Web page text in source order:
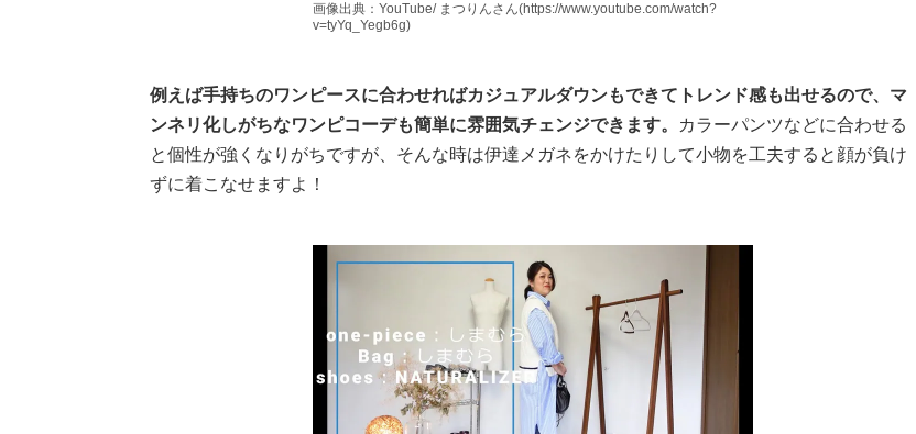
画像出典：YouTube/ まつりんさん(https://www.youtube.com/watch?
v=tyYq_Yegb6g)
例えば手持ちのワンピースに合わせればカジュアルダウンもできてトレンド感も出せるので、マ
ンネリ化しがちなワンピコーデも簡単に雰囲気チェンジできます。
カラーパンツなどに合わせる
と個性が強くなりがちですが、そんな時は伊達メガネをかけたりして小物を工夫すると顔が負け
ずに着こなせますよ！